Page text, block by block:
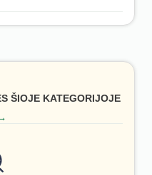
ŠIOJE KATEGORIJOJE